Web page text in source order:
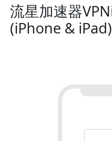
流星加速器
(iPhone & iPad)